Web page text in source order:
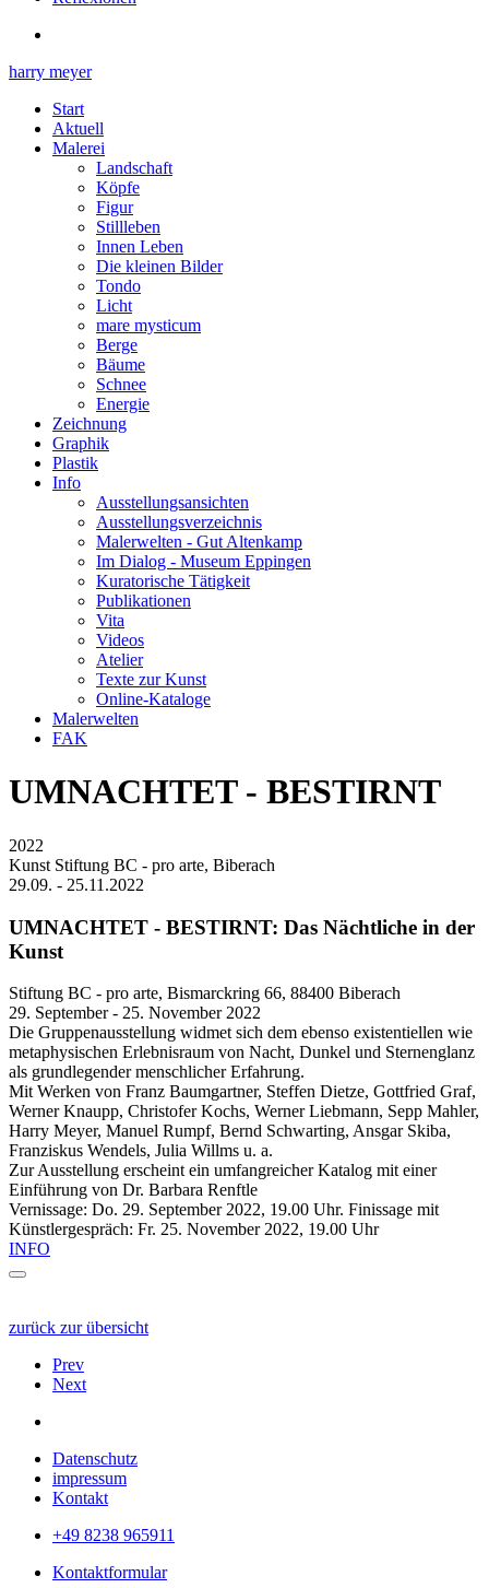
harry meyer
Start
Aktuell
Malerei
Landschaft
Köpfe
Figur
Stillleben
Innen Leben
Die kleinen Bilder
Tondo
Licht
mare mysticum
Berge
Bäume
Schnee
Energie
Zeichnung
Graphik
Plastik
Info
Ausstellungsansichten
Ausstellungsverzeichnis
Malerwelten - Gut Altenkamp
Im Dialog - Museum Eppingen
Kuratorische Tätigkeit
Publikationen
Vita
Videos
Atelier
Texte zur Kunst
Online-Kataloge
Malerwelten
FAK
UMNACHTET - BESTIRNT
2022
Kunst Stiftung BC - pro arte, Biberach
29.09. - 25.11.2022
UMNACHTET - BESTIRNT: Das Nächtliche in der
Kunst
Stiftung BC - pro arte, Bismarckring 66, 88400 Biberach
29. September - 25. November 2022
Die Gruppenausstellung widmet sich dem ebenso existentiellen wie
metaphysischen Erlebnisraum von Nacht, Dunkel und Sternenglanz
als grundlegender menschlicher Erfahrung.
Mit Werken von Franz Baumgartner, Steffen Dietze, Gottfried Graf,
Werner Knaupp, Christofer Kochs, Werner Liebmann, Sepp Mahler,
Harry Meyer, Manuel Rumpf, Bernd Schwarting, Ansgar Skiba,
Franziskus Wendels, Julia Willms u. a.
Zur Ausstellung erscheint ein umfangreicher Katalog mit einer
Einführung von Dr. Barbara Renftle
Vernissage: Do. 29. September 2022, 19.00 Uhr. Finissage mit
Künstlergespräch: Fr. 25. November 2022, 19.00 Uhr
INFO
zurück zur übersicht
Prev
Next
Datenschutz
impressum
Kontakt
+49 8238 965911
Kontaktformular